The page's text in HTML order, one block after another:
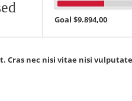
Goal $9.894,00
Cras nec nisi vitae nisi